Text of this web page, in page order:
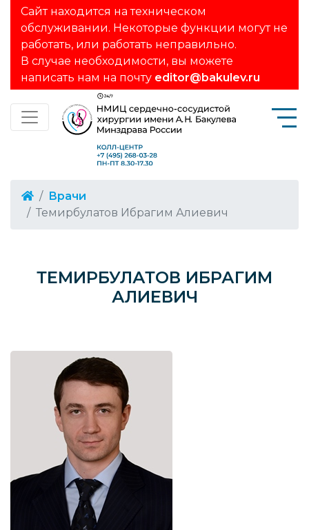
Сайт находится на техническом
обслуживании. Некоторые функции могут не
работать, или работать неправильно.
В случае необходимости, вы можете
написать нам на почту editor@bakulev.ru
Врачи
Темирбулатов Ибрагим Алиевич
ТЕМИРБУЛАТОВ ИБРАГИМ
АЛИЕВИЧ